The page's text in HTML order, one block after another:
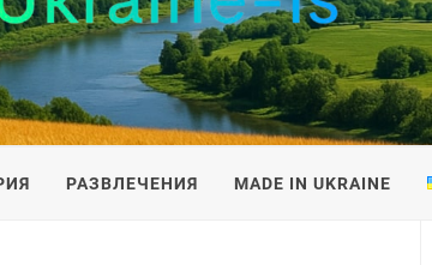
РАЗВЛЕЧЕНИЯ MADE IN UKRAINE